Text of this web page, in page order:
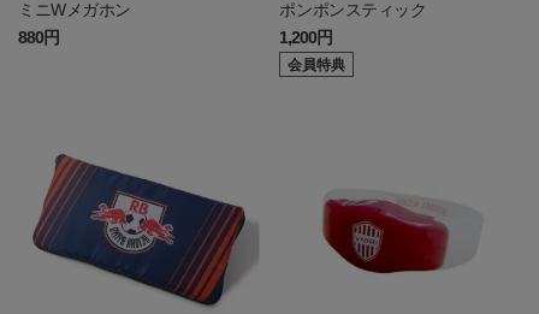
ミニWメガホン
880円
ポンポンスティック
1,200円
会員特典